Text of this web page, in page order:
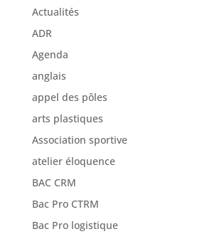
Actualités
ADR
Agenda
anglais
appel des pôles
arts plastiques
Association sportive
atelier éloquence
BAC CRM
Bac Pro CTRM
Bac Pro logistique